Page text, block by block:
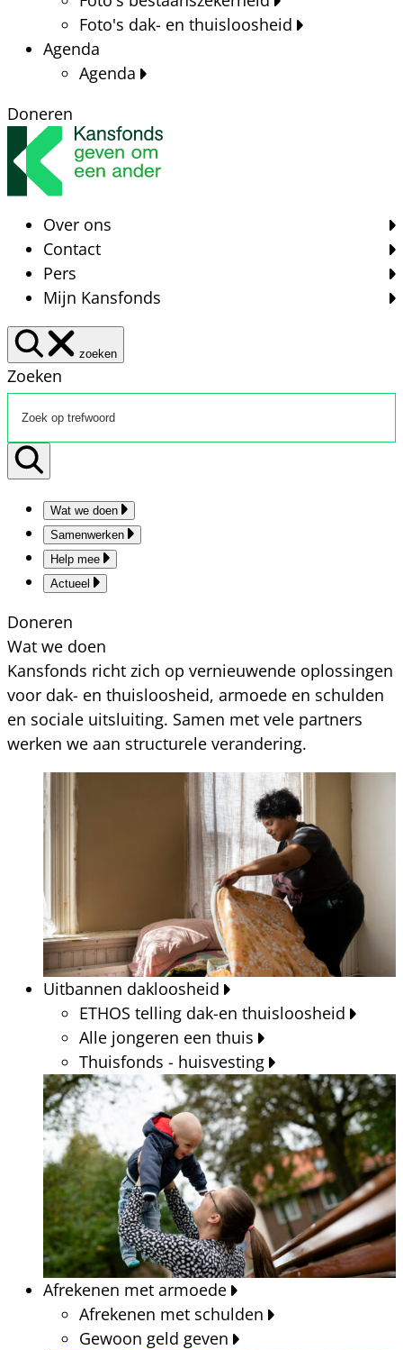
Foto's dak- en thuisloosheid
Agenda
Agenda
Doneren
Over ons
Contact
Pers
Mijn Kansfonds
zoeken
Zoeken
Wat we doen
Samenwerken
Help mee
Actueel
Doneren
Wat we doen
Kansfonds richt zich op vernieuwende oplossingen
voor dak- en thuisloosheid, armoede en schulden
en sociale uitsluiting. Samen met vele partners
werken we aan structurele verandering.
Uitbannen dakloosheid
ETHOS telling dak-en thuisloosheid
Alle jongeren een thuis
Thuisfonds - huisvesting
Afrekenen met armoede
Afrekenen met schulden
Gewoon geld geven